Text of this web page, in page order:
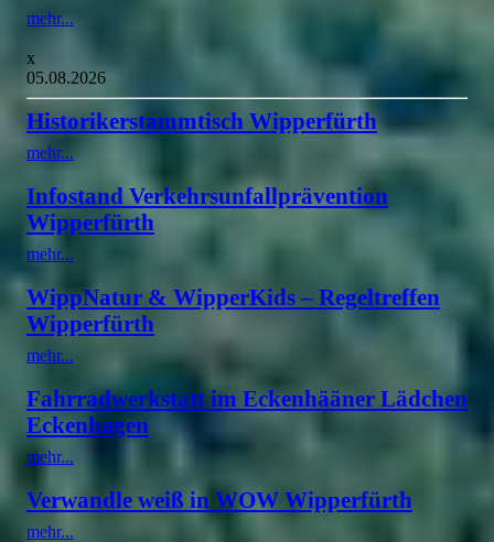
mehr...
x
05.08.2026
Historikerstammtisch Wipperfürth
mehr...
Infostand Verkehrsunfallprävention
Wipperfürth
mehr...
WippNatur & WipperKids – Regeltreffen
Wipperfürth
mehr...
Fahrradwerkstatt im Eckenhääner Lädchen
Eckenhagen
mehr...
Verwandle weiß in WOW Wipperfürth
mehr...